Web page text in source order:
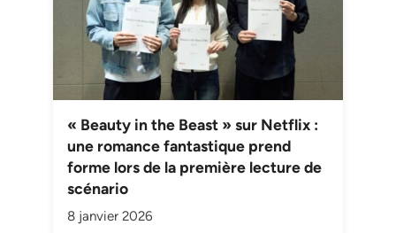
« Beauty in the Beast » sur Netflix :
une romance fantastique prend
forme lors de la première lecture de
scénario
8 janvier 2026